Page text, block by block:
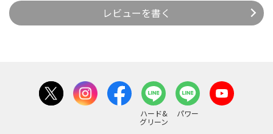
レビューを書く
ハード&
グリーン
パワー